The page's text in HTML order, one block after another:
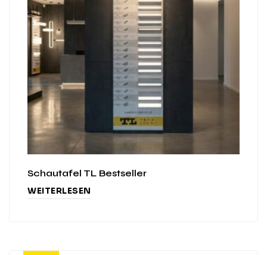
Schautafel TL Bestseller
WEITERLESEN